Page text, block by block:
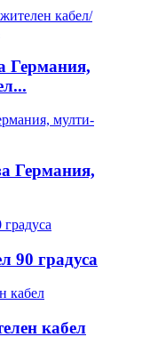
Германия,
Германия,
90 градуса
кабел